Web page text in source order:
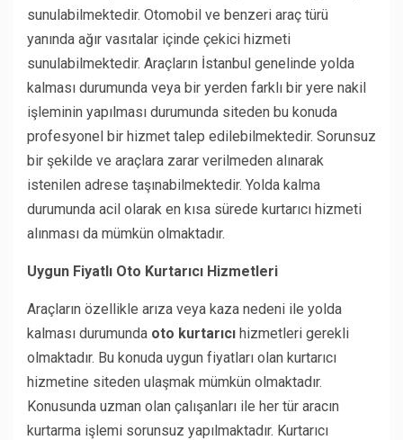
sunulabilmektedir. Otomobil ve benzeri araç türü
yanında ağır vasıtalar içinde çekici hizmeti
sunulabilmektedir. Araçların İstanbul genelinde yolda
kalması durumunda veya bir yerden farklı bir yere nakil
işleminin yapılması durumunda siteden bu konuda
profesyonel bir hizmet talep edilebilmektedir. Sorunsuz
bir şekilde ve araçlara zarar verilmeden alınarak
istenilen adrese taşınabilmektedir. Yolda kalma
durumunda acil olarak en kısa sürede kurtarıcı hizmeti
alınması da mümkün olmaktadır.
Uygun Fiyatlı Oto Kurtarıcı Hizmetleri
Araçların özellikle arıza veya kaza nedeni ile yolda
kalması durumunda oto kurtarıcı hizmetleri gerekli
olmaktadır. Bu konuda uygun fiyatları olan kurtarıcı
hizmetine siteden ulaşmak mümkün olmaktadır.
Konusunda uzman olan çalışanları ile her tür aracın
kurtarma işlemi sorunsuz yapılmaktadır. Kurtarıcı